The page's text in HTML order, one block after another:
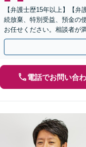
【弁護士歴15年以上】【
続放棄、特別受益、預金の
お任せください。相談者が
連携し最善を尽くします【
電話でお問い合